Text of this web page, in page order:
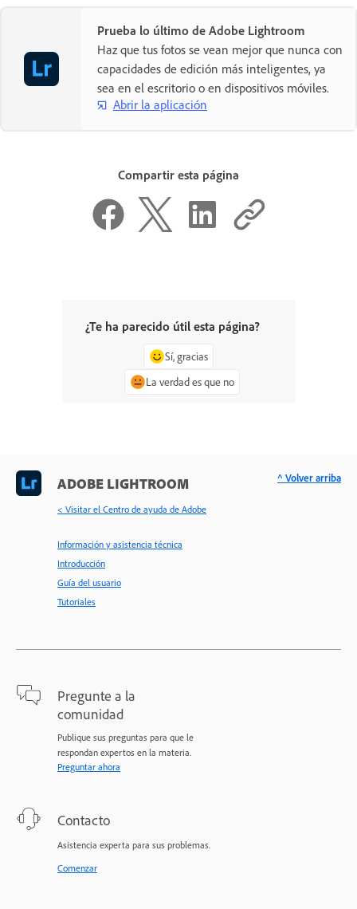
Prueba lo último de Adobe Lightroom
Haz que tus fotos se vean mejor que nunca con
capacidades de edición más inteligentes, ya
sea en el escritorio o en dispositivos móviles.
Abrir la aplicación
Compartir esta página
¿Te ha parecido útil esta página?
Sí, gracias
La verdad es que no
ADOBE LIGHTROOM
< Visitar el Centro de ayuda de Adobe
Información y asistencia técnica
Introducción
Guía del usuario
Tutoriales
Pregunte a la
comunidad
Publique sus preguntas para que le
respondan expertos en la materia.
Preguntar ahora
Contacto
Asistencia experta para sus problemas.
Comenzar
^ Volver arriba